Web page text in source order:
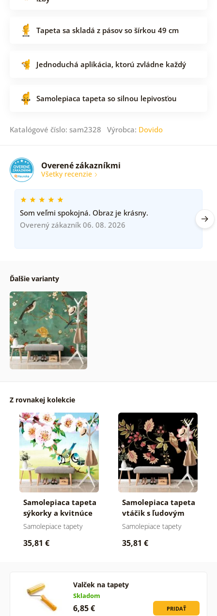
Tapeta sa skladá z pásov so šírkou 49 cm
Jednoduchá aplikácia, ktorú zvládne každý
Samolepiaca tapeta so silnou lepivosťou
Katalógové číslo: sam2328 Výrobca: Dovido
Overené zákazníkmi
Všetky recenzie
Som veľmi spokojná. Obraz je krásny.
Overený zákazník 06. 08. 2026
Ďalšie varianty
Z rovnakej kolekcie
Samolepiaca tapeta
sýkorky a kvitnúce
kvety
Samolepiace tapety
35,81 €
Samolepiaca tapeta
vtáčik s ľudovým
motívom
Samolepiace tapety
35,81 €
Valček na tapety
Skladom
6,85 € PRIDAŤ